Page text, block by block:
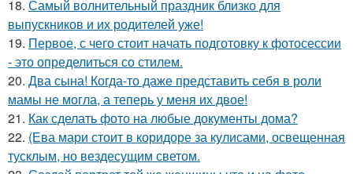
18. Самый волнительный праздник близко для
выпускников и их родителей уже!
19. Первое, с чего стоит начать подготовку к фотосессии
- это определиться со стилем.
20. Два сына! Когда-то даже представить себя в роли
мамы не могла, а теперь у меня их двое!
21. Как сделать фото на любые документы дома?
22. (Ева мари стоит в коридоре за кулисами, освещенная
тусклым, но вездесущим светом.